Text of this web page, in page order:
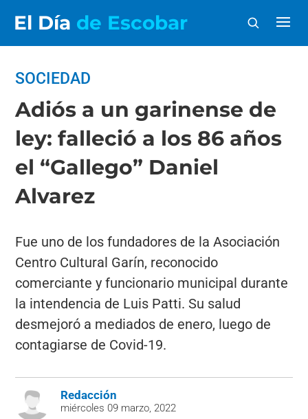
El Día de Escobar
SOCIEDAD
Adiós a un garinense de
ley: falleció a los 86 años
el “Gallego” Daniel
Alvarez
Fue uno de los fundadores de la Asociación
Centro Cultural Garín, reconocido
comerciante y funcionario municipal durante
la intendencia de Luis Patti. Su salud
desmejoró a mediados de enero, luego de
contagiarse de Covid-19.
Redacción
miércoles 09 marzo, 2022